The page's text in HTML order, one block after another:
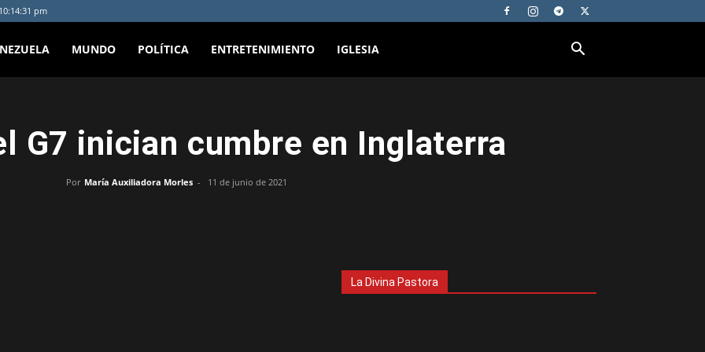
pm
MUNDO POLÍTICA ENTRETENIMIENTO IGLESIA
G7 inician cumbre en Inglaterra
Por María Auxiliadora Morles - 11 de junio de 2021
La Divina Pastora